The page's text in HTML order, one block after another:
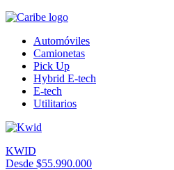
Automóviles
Camionetas
Pick Up
Hybrid E-tech
E-tech
Utilitarios
KWID
Desde $55.990.000